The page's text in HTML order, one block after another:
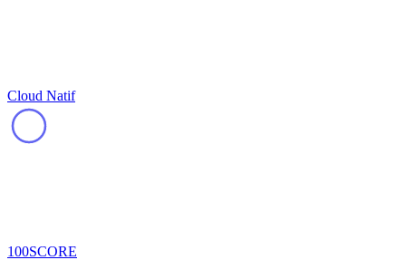
Cloud Natif
100SCORE